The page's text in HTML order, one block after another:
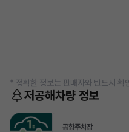
* 정확한 정보는 판매자와 반드시 확
저공해차량 정보
공항주차장